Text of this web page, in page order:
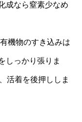
成なら窒素少なめ
機物のすき込みは
しっかり張りま
活着を後押ししま